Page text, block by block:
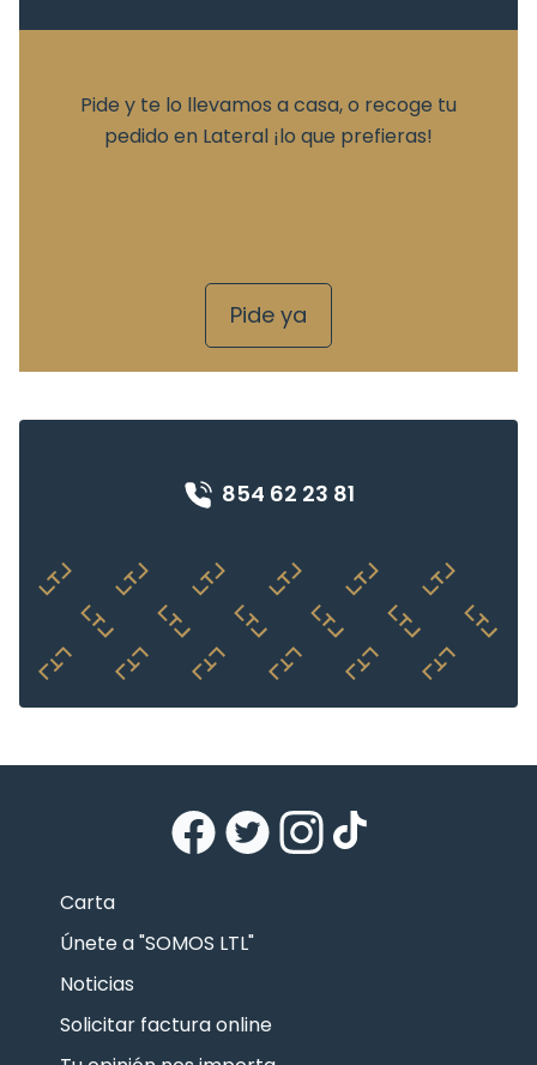
Pide y te lo llevamos a casa, o recoge tu
pedido en Lateral ¡lo que prefieras!
Pide ya
854 62 23 81
Carta
Únete a "SOMOS LTL"
Noticias
Solicitar factura online